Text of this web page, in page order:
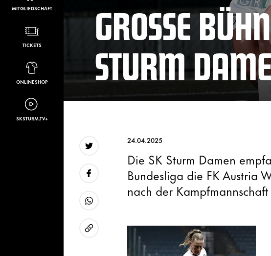
MITGLIEDSCHAFT
TICKETS
ONLINESHOP
SKSTURM.TV+
GROSSE
TURM
24.04.2025
Die SK Sturm Damen
Bundesliga die FK Austria
nach der